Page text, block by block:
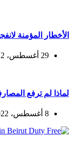
الأخطار المؤمنة لانفجار 4 آب: 900 مليون
29 أغسطس، 2022
لماذا لم ترفع
8 أغسطس، 2022